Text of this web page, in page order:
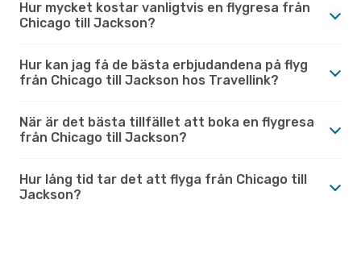
Hur mycket kostar vanligtvis en flygresa från
Chicago till Jackson?
Hur kan jag få de bästa erbjudandena på flyg
från Chicago till Jackson hos Travellink?
När är det bästa tillfället att boka en flygresa
från Chicago till Jackson?
Hur lång tid tar det att flyga från Chicago till
Jackson?